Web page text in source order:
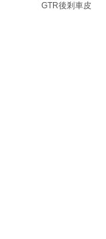
GTR後剎車皮